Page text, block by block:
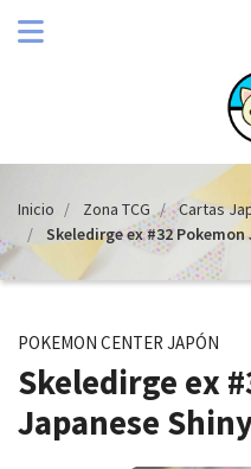
Inicio Zona TCG
Cartas
Skeledirge ex #32
POKEMON CENTER JAPÓN
Skeledirge ex
Japanese